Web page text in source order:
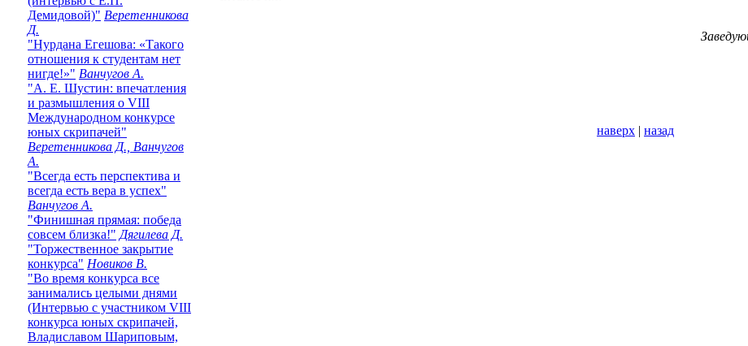
Демидовой)" Веретенникова
Д.
"Нурдана Егешова: «Такого
отношения к студентам нет
нигде!»" Ванчугов А.
"А. Е. Шустин: впечатления
и размышления о VIII
Международном конкурсе
юных скрипачей"
Веретенникова Д., Ванчугов
А.
"Всегда есть перспектива и
всегда есть вера в успех"
Ванчугов А.
"Финишная прямая: победа
совсем близка!" Дягилева Д.
"Торжественное закрытие
конкурса" Новиков В.
"Во время конкурса все
занимались целыми днями
(Интервью с участником VIII
конкурса юных скрипачей,
Владиславом Шариповым,
наверх | назад